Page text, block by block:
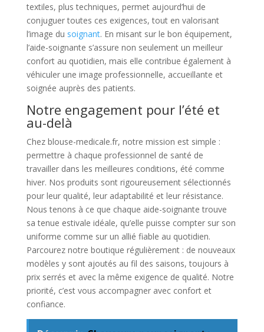
textiles, plus techniques, permet aujourd’hui de
conjuguer toutes ces exigences, tout en valorisant
l’image du soignant. En misant sur le bon équipement,
l’aide-soignante s’assure non seulement un meilleur
confort au quotidien, mais elle contribue également à
véhiculer une image professionnelle, accueillante et
soignée auprès des patients.
Notre engagement pour l’été et
au-delà
Chez blouse-medicale.fr, notre mission est simple :
permettre à chaque professionnel de santé de
travailler dans les meilleures conditions, été comme
hiver. Nos produits sont rigoureusement sélectionnés
pour leur qualité, leur adaptabilité et leur résistance.
Nous tenons à ce que chaque aide-soignante trouve
sa tenue estivale idéale, qu’elle puisse compter sur son
uniforme comme sur un allié fiable au quotidien.
Parcourez notre boutique régulièrement : de nouveaux
modèles y sont ajoutés au fil des saisons, toujours à
prix serrés et avec la même exigence de qualité. Notre
priorité, c’est vous accompagner avec confort et
confiance.